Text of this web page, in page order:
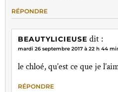
RÉPONDRE
BEAUTYLICIEUSE dit :
mardi 26 septembre 2017 à 22 h 44
le chloé, qu’est ce que je
RÉPONDRE